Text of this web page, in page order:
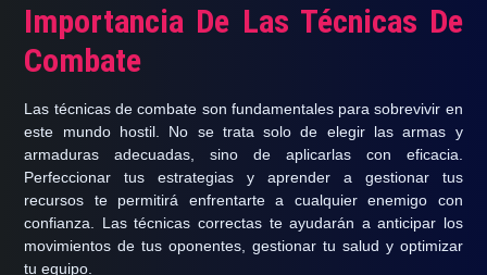
Importancia De Las Técnicas De
Combate
Las técnicas de combate son fundamentales parasobrevivir en
este mundo hostil. No se trata solo de elegir las armas y
armaduras adecuadas, sino de aplicarlas con eficacia.
Perfeccionar tus estrategias y aprender a gestionar tus
recursos te permitirá enfrentarte a cualquier enemigo con
confianza. Las técnicas correctaste ayudarán a anticipar los
movimientos de tus oponentes , gestionar tu salud y optimizar
tu equipo.